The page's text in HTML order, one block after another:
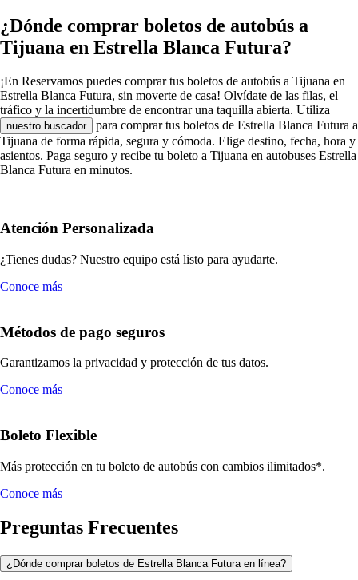
¿Dónde comprar boletos de autobús a
Tijuana en Estrella Blanca Futura?
¡En Reservamos puedes comprar tus boletos de autobús a Tijuana en
Estrella Blanca Futura, sin moverte de casa! Olvídate de las filas, el
tráfico y la incertidumbre de encontrar una taquilla abierta. Utiliza
nuestro buscador
para comprar tus boletos de Estrella Blanca Futura a
Tijuana de forma rápida, segura y cómoda. Elige destino, fecha, hora y
asientos. Paga seguro y recibe tu boleto a Tijuana en autobuses Estrella
Blanca Futura en minutos.
Atención Personalizada
¿Tienes dudas? Nuestro equipo está listo para ayudarte.
Conoce más
Métodos de pago seguros
Garantizamos la privacidad y protección de tus datos.
Conoce más
Boleto Flexible
Más protección en tu boleto de autobús con cambios ilimitados*.
Conoce más
Preguntas Frecuentes
¿Dónde comprar boletos de Estrella Blanca Futura en línea?